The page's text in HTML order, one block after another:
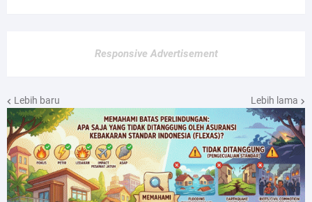
Responsive Advertisement
Lebih baru Lebih lama